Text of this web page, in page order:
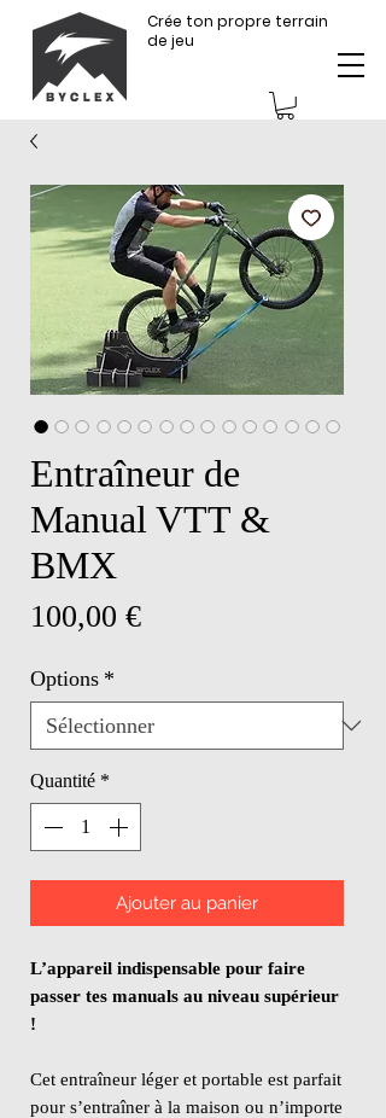
Crée ton propre terrain
de jeu
Entraîneur de
Manual VTT &
BMX
100,00 €Prix
Options *
Quantité *
Ajouter au panier
L’appareil indispensable pour faire
passer tes manuals au niveau supérieur
!
Cet entraîneur léger et portable est parfait
pour s’entraîner à la maison ou n’importe